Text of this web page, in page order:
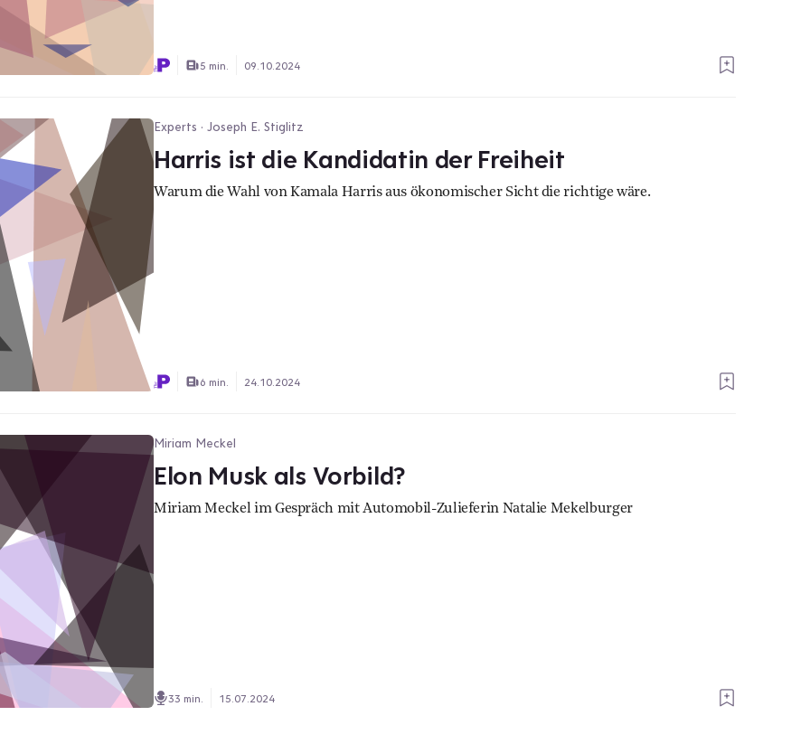
5 min. 09.10.2024
Experts · Joseph E. Stiglitz
Harris ist die Kandidatin der Freiheit
Warum die Wahl von Kamala Harris aus ökonomischer Sicht die richtige wäre.
6 min. 24.10.2024
Miriam Meckel
Elon Musk als Vorbild?
Miriam Meckel im Gespräch mit Automobil-Zulieferin Natalie Mekelburger
33 min. 15.07.2024